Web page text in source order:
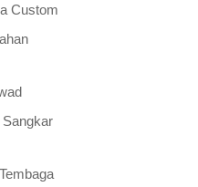
Custom